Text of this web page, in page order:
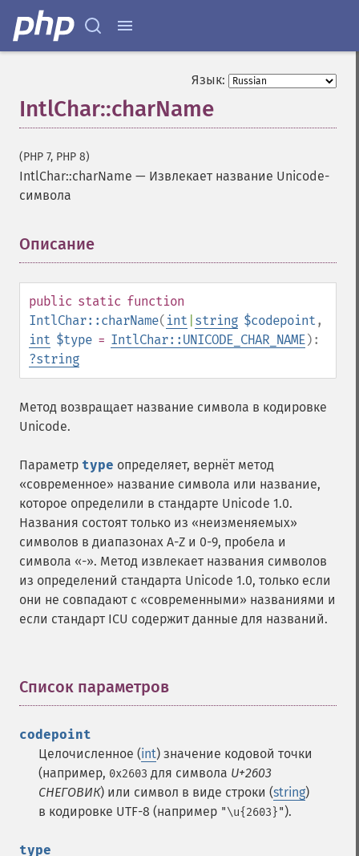
Язык:
IntlChar::charName
(PHP 7, PHP 8)
IntlChar::charName — Извлекает название Unicode-
символа
Описание
public static function
IntlChar::charName( int string $codepoint ,
int $type = IntlChar::UNICODE_CHAR_NAME):
?string
Метод возвращает название символа в кодировке
Unicode.
Параметр type определяет, вернёт метод
«современное» название символа или название,
которое определили в стандарте Unicode 1.0.
Названия состоят только из «неизменяемых»
символов в диапазонах A-Z и 0-9, пробела и
символа «-». Метод извлекает названия символов
из определений стандарта Unicode 1.0, только если
они не совпадают с «современными» названиями и
если стандарт ICU содержит данные для названий.
Список параметров
codepoint
Целочисленное (int) значение кодовой точки
(например, 0x2603 для символа U+2603
СНЕГОВИК) или символ в виде строки (string)
в кодировке UTF-8 (например "\u{2603}").
type